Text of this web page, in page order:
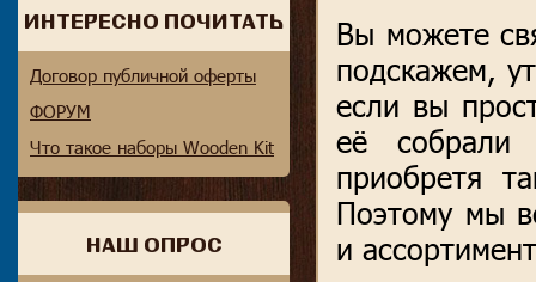
ИНТЕРЕСНО ПОЧИТАТЬ
Договор публичной оферты
ФОРУМ
Что такое наборы Wooden Kit
НАШ ОПРОС
Вы можете
подскажем,
если вы
её собрали
приобретя
Поэтому мы
и